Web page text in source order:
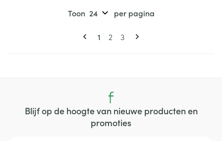
Pagina's
U lees momenteel pagina
1 Pagina
2 Pagina
3
Toon per pagina
Blijf op de hoogte van nieuwe producten en
promoties